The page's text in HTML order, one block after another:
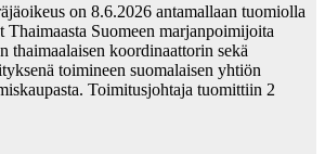
on 8.6.2026 antamallaan tuomiolla
Thaimaasta Suomeen marjanpoimijoita
thaimaalaisen koordinaattorin sekä
toimineen suomalaisen yhtiön
Toimitusjohtaja tuomittiin 2